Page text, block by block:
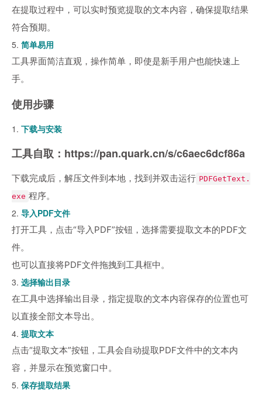
在提取过程中，可以实时预览提取的文本内容，确保提取结果
符合预期。
5. 简单易用
工具界面简洁直观，操作简单，即使是新手用户也能快速上
手。
使用步骤
1. 下载与安装
工具自取： https://pan.quark.cn/s/c6aec6dcf86a
下载完成后，解压文件到本地，找到并双击运行 PDFGetText.
exe 程序。
2. 导入PDF文件
打开工具，点击“导入PDF”按钮，选择需要提取文本的PDF文
件。
也可以直接将PDF文件拖拽到工具框中。
3. 选择输出目录
在工具中选择输出目录，指定提取的文本内容保存的位置也可
以直接全部文本导出。
4. 提取文本
点击“提取文本”按钮，工具会自动提取PDF文件中的文本内
容，并显示在预览窗口中。
5. 保存提取结果